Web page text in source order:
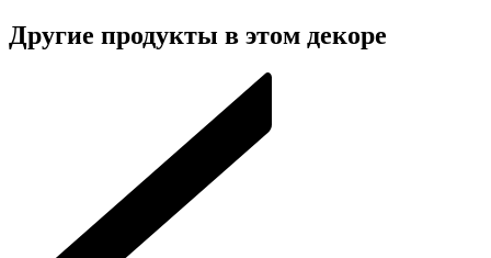
Другие продукты в этом декоре